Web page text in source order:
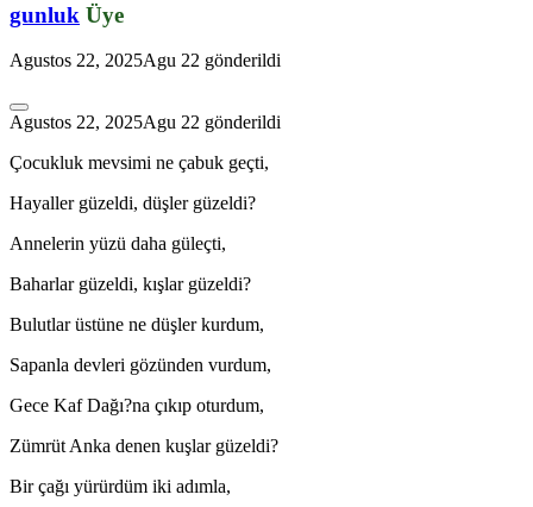
gunluk Üye
Agustos 22, 2025Agu 22 gönderildi
Agustos 22, 2025Agu 22 gönderildi
Çocukluk mevsimi ne çabuk geçti,
Hayaller güzeldi, düşler güzeldi?
Annelerin yüzü daha güleçti,
Baharlar güzeldi, kışlar güzeldi?
Bulutlar üstüne ne düşler kurdum,
Sapanla devleri gözünden vurdum,
Gece Kaf Dağı?na çıkıp oturdum,
Zümrüt Anka denen kuşlar güzeldi?
Bir çağı yürürdüm iki adımla,